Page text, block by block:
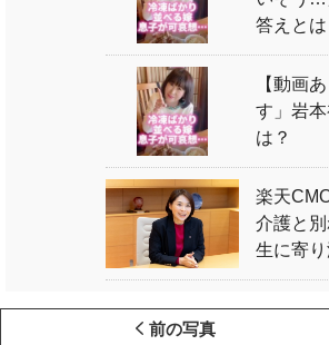
答えとは
【動画
す」岩
は？
楽天
介護と
生に寄り
前の写真